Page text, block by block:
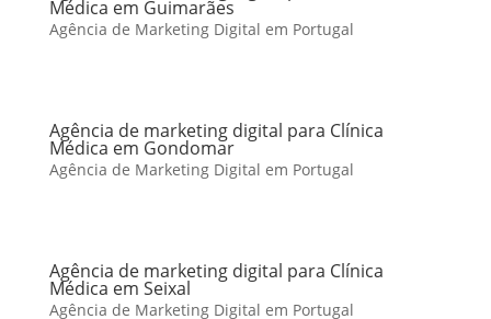
Médica em Guimarães
Agência de Marketing Digital em Portugal
Agência de marketing digital para Clínica
Médica em Gondomar
Agência de Marketing Digital em Portugal
Agência de marketing digital para Clínica
Médica em Seixal
Agência de Marketing Digital em Portugal